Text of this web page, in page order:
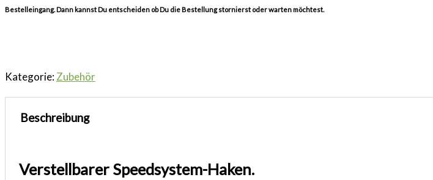
Bestelleingang. Dann kannst Du entscheiden ob Du die Bestellung stornierst oder warten möchtest.
Kategorie:Zubehör
Beschreibung
Verstellbarer Speedsystem-Haken.